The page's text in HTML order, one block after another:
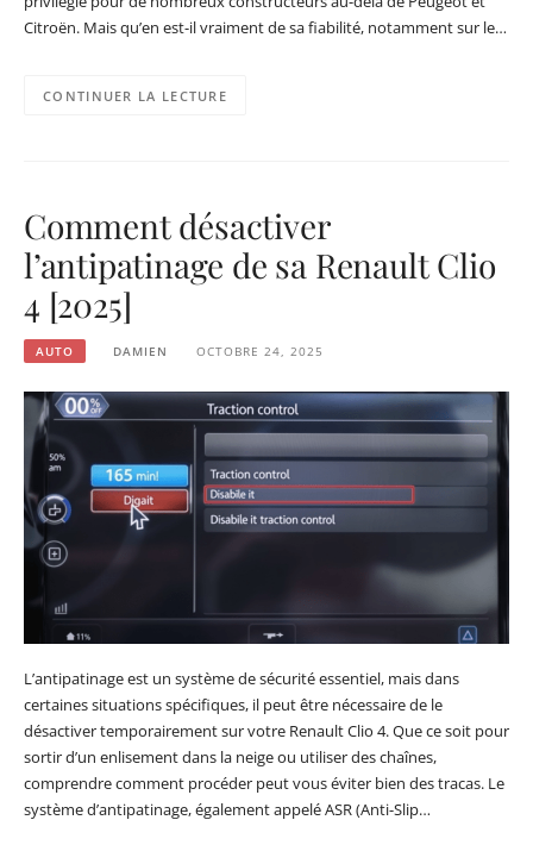
Citroën. Mais qu’en est-il vraiment de sa fiabilité, notamment sur le…
CONTINUER LA LECTURE
Comment désactiver
l’antipatinage de sa Renault Clio
4 [2025]
AUTO DAMIEN OCTOBRE 24, 2025
L’antipatinage est un système de sécurité essentiel, mais dans
certaines situations spécifiques, il peut être nécessaire de le
désactiver temporairement sur votre Renault Clio 4. Que ce soit pour
sortir d’un enlisement dans la neige ou utiliser des chaînes,
comprendre comment procéder peut vous éviter bien des tracas. Le
système d’antipatinage, également appelé ASR (Anti-Slip…